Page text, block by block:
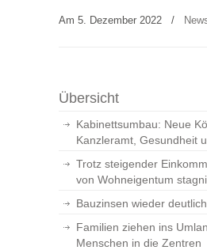
Am 5. Dezember 2022 /
Übersicht
Kabinettsumbau: Neue
Kanzleramt, Gesundheit
Trotz steigender
von Wohneigentum
Bauzinsen wieder
Familien ziehen ins
Menschen in die Zentren